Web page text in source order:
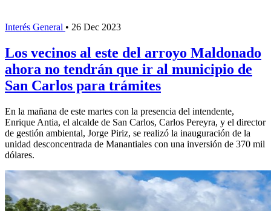
Interés General • 26 Dec 2023
Los vecinos al este del arroyo Maldonado
ahora no tendrán que ir al municipio de
San Carlos para trámites
En la mañana de este martes con la presencia del intendente,
Enrique Antia, el alcalde de San Carlos, Carlos Pereyra, y el director
de gestión ambiental, Jorge Piriz, se realizó la inauguración de la
unidad desconcentrada de Manantiales con una inversión de 370 mil
dólares.